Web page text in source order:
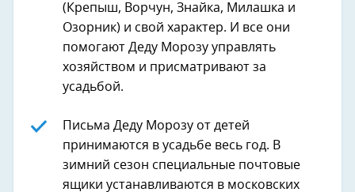
(Крепыш, Ворчун, Знайка, Милашка и
Озорник) и свой характер. И все они
помогают Деду Морозу управлять
хозяйством и присматривают за
усадьбой.
Письма Деду Морозу от детей
принимаются в усадьбе весь год. В
зимний сезон специальные почтовые
ящики устанавливаются в московских